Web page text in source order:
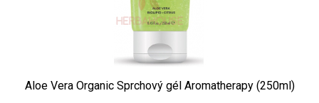
Aloe Vera Organic Sprchový gél Aromatherapy (250ml)